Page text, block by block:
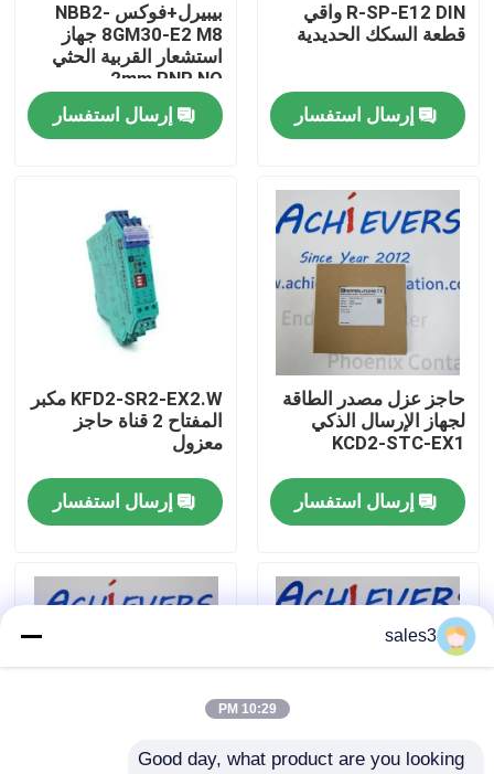
المنزل
حولنا
جولة في المصنع
اتصل بنا
أخبار
News
فاكس الفلفل الحاجز المعزول
R-SP-E12 DIN واقي
قطعة السكك الحديدية
إرسال استفسار
بيبيرل+فوكس NBB2-
8GM30-E2 M8 جهاز
استشعار القربية الحثي
2mm PNP NO
إرسال استفسار
حاجز عزل مصدر الطاقة
لجهاز الإرسال الذكي
KCD2-STC-EX1
إرسال استفسار
KFD2-SR2-EX2.W مكبر
المفتاح 2 قناة حاجز
معزول
إرسال استفسار
sales3
10:29 PM
Good day, what product are you looking